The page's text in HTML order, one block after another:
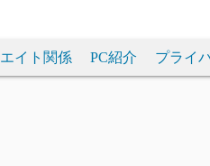
イト関係 PC紹介 プライ